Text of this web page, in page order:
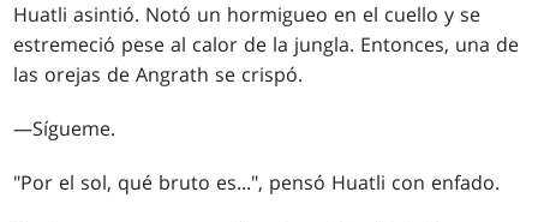
Huatli asintió. Notó un hormigueo en el cuello y se
estremeció pese al calor de la jungla. Entonces, una de
las orejas de Angrath se crispó.
—Sígueme.
"Por el sol, qué bruto es...", pensó Huatli con enfado.